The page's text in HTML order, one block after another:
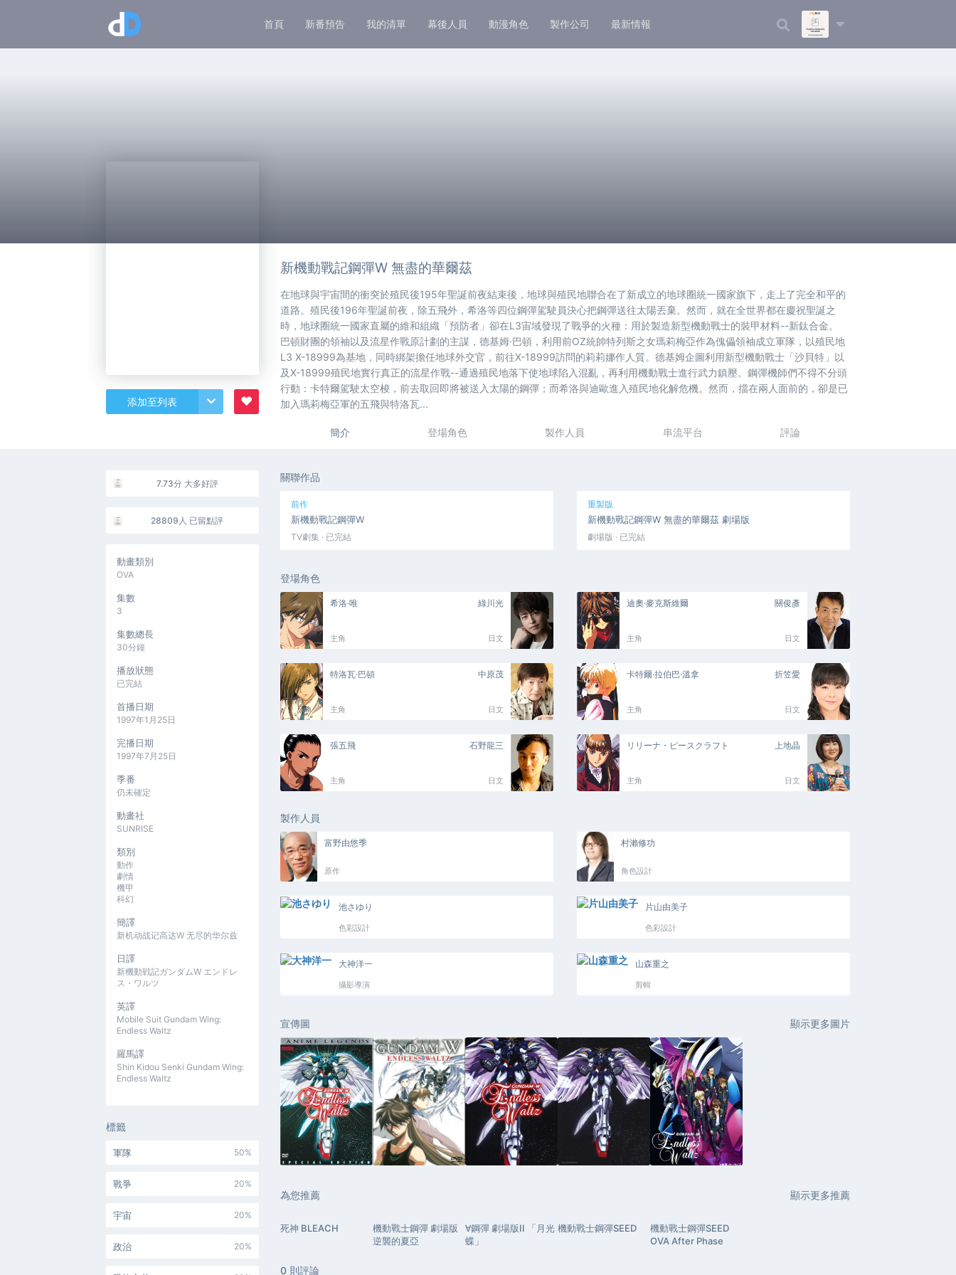
首頁 新番預告 我的清單 幕後人員 動漫角色 製作公司 最新情報
添加至列表 ♥
新機動戰記鋼彈W 無盡的華爾茲
在地球與宇宙間的衝突於殖民後195年聖誕前夜結束後，地球與殖民地聯合在了新成立的地球圈統一國家旗下，走上了完全和平的
道路。殖民後196年聖誕前夜，除五飛外，希洛等四位鋼彈駕駛員決心把鋼彈送往太陽丟棄。然而，就在全世界都在慶祝聖誕之
時，地球圈統一國家直屬的維和組織「預防者」卻在L3宙域發現了戰爭的火種：用於製造新型機動戰士的裝甲材料--新鈦合金。
巴頓財團的領袖以及流星作戰原計劃的主謀，德基姆·巴頓，利用前OZ統帥特列斯之女瑪莉梅亞作為傀儡領袖成立軍隊，以殖民地
L3 X-18999為基地，同時綁架擔任地球外交官，前往X-18999訪問的莉莉娜作人質。德基姆企圖利用新型機動戰士「沙貝特」以
及X-18999殖民地實行真正的流星作戰--通過殖民地落下使地球陷入混亂，再利用機動戰士進行武力鎮壓。鋼彈機師們不得不分頭
行動：卡特爾駕駛太空梭，前去取回即將被送入太陽的鋼彈；而希洛與迪歐進入殖民地化解危機。然而，擋在兩人面前的，卻是已
加入瑪莉梅亞軍的五飛與特洛瓦...
簡介 登場角色 製作人員 串流平台 評論
7.73分 大多好評
28809人 已留點評
動畫類別
OVA
集數
3
集數總長
30分鐘
播放狀態
已完結
首播日期
1997年1月25日
完播日期
1997年7月25日
季番
仍未確定
動畫社
SUNRISE
類別
動作
劇情
機甲
科幻
簡譯
新机动战记高达W 无尽的华尔兹
日譯
新機動戦記ガンダムW エンドレ
ス・ワルツ
英譯
Mobile Suit Gundam Wing:
Endless Waltz
羅馬譯
Shin Kidou Senki Gundam Wing:
Endless Waltz
標籤
軍隊 50%
戰爭 20%
宇宙 20%
政治 20%
關聯作品
前作
新機動戰記鋼彈W
TV劇集 · 已完結
重製版
新機動戰記鋼彈W 無盡的華爾茲 劇場版
劇場版 · 已完結
登場角色
希洛·唯 綠川光
主角 日文
迪奧·麥克斯維爾 關俊彥
主角 日文
特洛瓦·巴頓 中原茂
主角 日文
卡特爾·拉伯巴·溫拿 折笠愛
主角 日文
張五飛 石野龍三
主角 日文
リリーナ・ピースクラフト 上地晶
主角 日文
製作人員
富野由悠季
原作
村瀨修功
角色設計
池さゆり
色彩設計
片山由美子
色彩設計
大神洋一
攝影導演
山森重之
剪輯
宣傳圖 顯示更多圖片
為您推薦 顯示更多推薦
死神 BLEACH
機動戰士鋼彈 劇場版
逆襲的夏亞
∀鋼彈 劇場版II 「月光
蝶」
機動戰士鋼彈SEED
機動戰士鋼彈SEED
OVA After Phase
0 則評論